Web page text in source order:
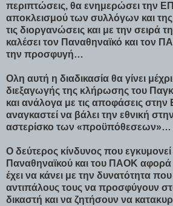
περιπτώσεις, θα ενημερώσει την
αποκλεισμού των συλλόγων και της
τις διοργανώσεις και με την σειρά
καλέσει τον Παναθηναϊκό και τον
την προσφυγή…
Ολη αυτή η διαδικασία θα γίνει
διεξαγωγής της κλήρωσης του
και ανάλογα με τις αποφάσεις
αναγκαστεί να βάλει την εθνική
αστερίσκο των «προϋπόθεσεων»…
Ο δεύτερος κίνδυνος που
Παναθηναϊκού και του ΠΑΟΚ αφορά
έχει να κάνει με την δυνατότητα που
αντιπάλους τους να προσφύγουν
δικαστή και να ζητήσουν να